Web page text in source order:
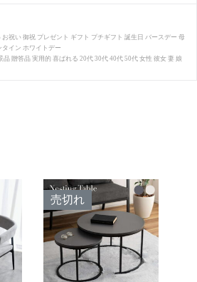
祝い 御祝 プレゼント ギフト プチギフト 誕生日 バースデー 母
イン ホワイトデー
贈答品 実用的 喜ばれる 20代 30代 40代 50代 女性 彼女 妻 娘
売切れ